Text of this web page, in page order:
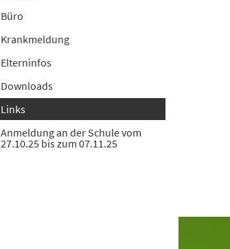
Büro
Krankmeldung
Elterninfos
Downloads
Links
Anmeldung an der Schule vom
27.10.25 bis zum 07.11.25